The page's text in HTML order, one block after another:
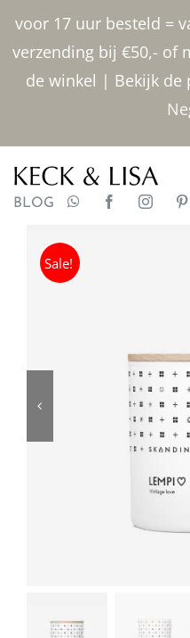
voor 17 uur besteld =
verzending bij €50,- of
de winkel | Bekijk de
inhoud
BLOG
Sale!